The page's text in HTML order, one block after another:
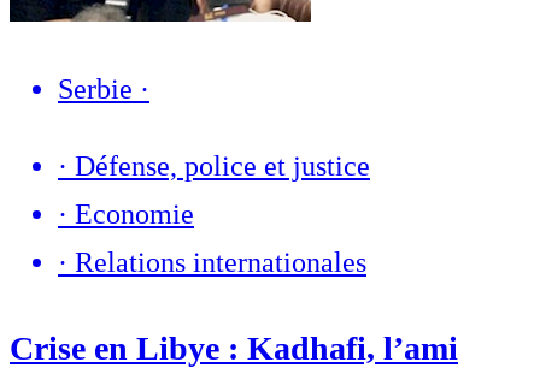
Serbie ·
· Défense, police et justice
· Economie
· Relations internationales
Crise en Libye : Kadhafi, l’ami